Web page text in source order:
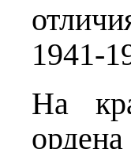
1941-
На